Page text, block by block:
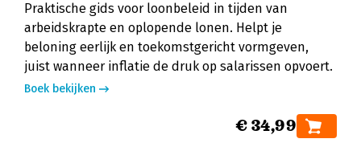
Praktische gids voor loonbeleid in tijden van
arbeidskrapte en oplopende lonen. Helpt je
beloning eerlijk en toekomstgericht vormgeven,
juist wanneer inflatie de druk op salarissen opvoert.
Boek bekijken
€ 34,99